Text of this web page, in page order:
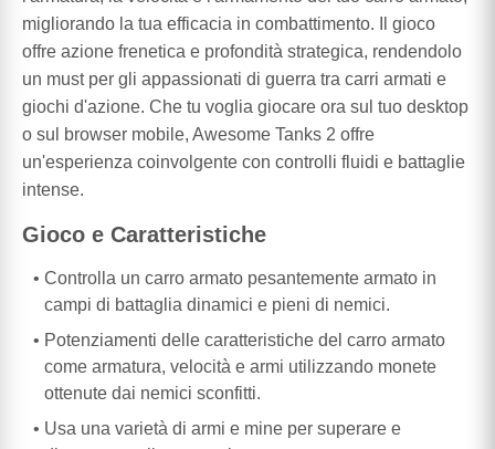
migliorando la tua efficacia in combattimento. Il gioco
offre azione frenetica e profondità strategica, rendendolo
un must per gli appassionati di guerra tra carri armati e
giochi d'azione. Che tu voglia giocare ora sul tuo desktop
o sul browser mobile, Awesome Tanks 2 offre
un'esperienza coinvolgente con controlli fluidi e battaglie
intense.
Gioco e Caratteristiche
Controlla un carro armato pesantemente armato in
campi di battaglia dinamici e pieni di nemici.
Potenziamenti delle caratteristiche del carro armato
come armatura, velocità e armi utilizzando monete
ottenute dai nemici sconfitti.
Usa una varietà di armi e mine per superare e